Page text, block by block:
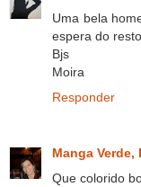
Uma bela
espera do
Bjs
Moira
Responder
Manga Verde,
Que colorido